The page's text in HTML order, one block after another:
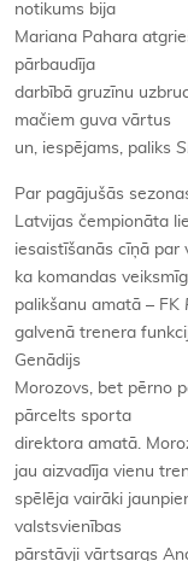
notikums bija
Mariana Pahara
pārbaudīja
darbībā gruzīnu
mačiem guva vārtus
un, iespējams, paliks
Par pagājušās
Latvijas čempionāta
iesaistīšanās cīņā par
ka komandas
palikšanu amatā – FK
galvenā trenera
Genādijs
Morozovs, bet pērno
pārcelts sporta
direktora amatā.
jau aizvadīja vienu
spēlēja vairāki
valstsvienības
pārstāvji vārtsargs